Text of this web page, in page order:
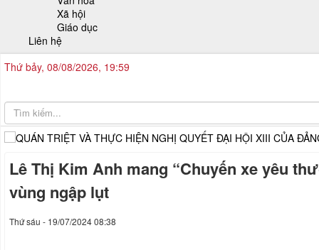
Xã hội
Giáo dục
Liên hệ
Thứ bảy, 08/08/2026, 19:59
Lê Thị Kim Anh mang “Chuyến xe yêu
vùng ngập lụt
Thứ sáu - 19/07/2024 08:38